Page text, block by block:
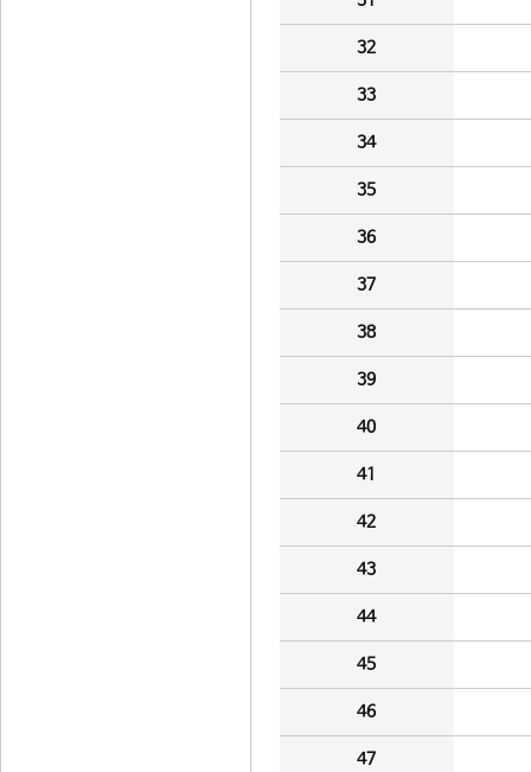
32
33
34
35
36
37
38
39
40
41
42
43
44
45
46
47